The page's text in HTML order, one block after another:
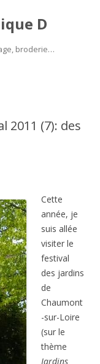
D
broderie…
2011 (7): des
Cette
année, je
suis allée
visiter le
festival
des jardins
de
Chaumont
-sur-Loire
(sur le
thème
Jardins